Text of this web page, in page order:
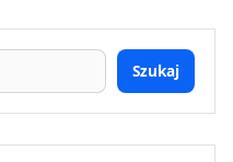
Szukaj